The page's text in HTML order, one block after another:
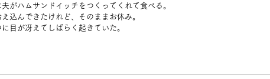
がハムサンドイッチをつくってくれて食べる。
え込んできたけれど、そのままお休み。
目が冴えてしばらく起きていた。